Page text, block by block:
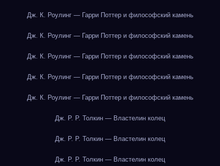
Дж. К. Роулинг — Гарри Поттер и философский камень
Дж. К. Роулинг — Гарри Поттер и философский камень
Дж. К. Роулинг — Гарри Поттер и философский камень
Дж. К. Роулинг — Гарри Поттер и философский камень
Дж. К. Роулинг — Гарри Поттер и философский камень
Дж. Р. Р. Толкин — Властелин колец
Дж. Р. Р. Толкин — Властелин колец
Дж. Р. Р. Толкин — Властелин колец